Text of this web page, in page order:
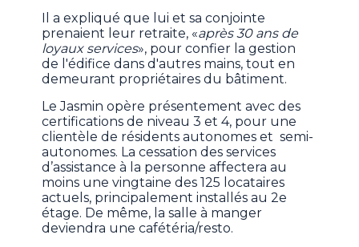
Il a expliqué que lui et sa conjointe
prenaient leur retraite, «après 30 ans de
loyaux services», pour confier la gestion
de l'édifice dans d'autres mains, tout en
demeurant propriétaires du bâtiment.
Le Jasmin opère présentement avec des
certifications de niveau 3 et 4, pour une
clientèle de résidents autonomes et semi-
autonomes. La cessation des services
d’assistance à la personne affectera au
moins une vingtaine des 125 locataires
actuels, principalement installés au 2e
étage. De même, la salle à manger
deviendra une cafétéria/resto.